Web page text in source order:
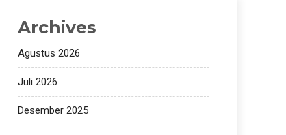
Archives
Agustus 2026
Juli 2026
Desember 2025